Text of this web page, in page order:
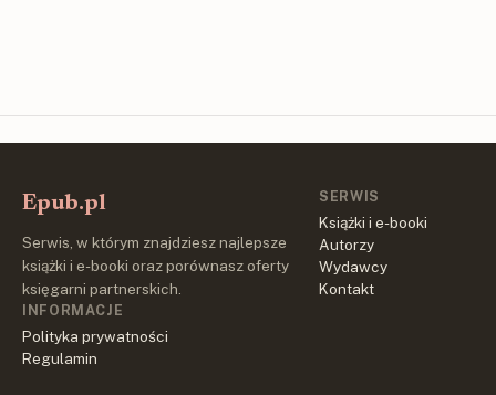
Epub.pl
Serwis, w którym znajdziesz najlepsze
książki i e-booki oraz porównasz oferty
księgarni partnerskich.
SERWIS
Książki i e-booki
Autorzy
Wydawcy
Kontakt
INFORMACJE
Polityka prywatności
Regulamin